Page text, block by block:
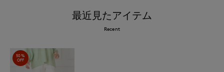
最近見たアイテム
Recent
50%
OFF